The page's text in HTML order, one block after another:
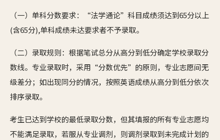
（一）单科分数要求：“法学通论”科目成绩须达到65分以上
(含65分),单科成绩未达要求者不予录取。
（二）录取规则：根据笔试总分从高分到低分确定学校录取分
数线。专业录取时，采用“分数优先”的原则，专业志愿间无
级差分；如出现同分的情况，按照英语成绩从高分到低分依次
排序录取。
考生已达到学校的最低录取分数，但其填报的所有专业志愿均
不能满足录取，若服从专业调剂，则调剂录取到未完成计划的